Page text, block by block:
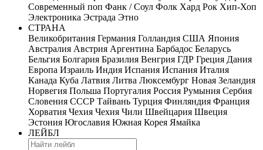
Современный поп Фанк / Соул Фолк Хард Рок Хип-Хоп
Электроника Эстрада Этно
СТРАНА
Великобритания Германия Голландия США Япония
Австралия Австрия Аргентина Барбадос Беларусь
Бельгия Болгария Бразилия Венгрия ГДР Греция Дания
Европа Израиль Индия Испания Испания Италия
Канада Куба Латвия Литва Люксембург Новая Зеландия
Норвегия Польша Португалия Россия Румыния Сербия
Словения СССР Тайвань Турция Финляндия Франция
Хорватия Чехия Чехия Чили Швейцария Швеция
Эстония Югославия Южная Корея Ямайка
ЛЕЙБЛ